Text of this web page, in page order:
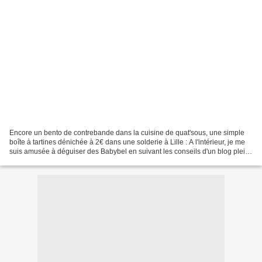
Encore un bento de contrebande dans la cuisine de quat'sous, une simple
boîte à tartines dénichée à 2€ dans une solderie à Lille : A l'intérieur, je me
suis amusée à déguiser des Babybel en suivant les conseils d'un blog plein